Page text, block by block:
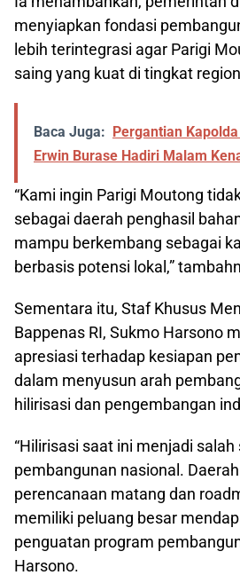
menyiapkan fondasi
lebih terintegrasi agar Parigi
saing yang kuat di tingkat
Baca Juga: Pergantian
Erwin Burase Hadiri Malam
“Kami ingin Parigi Moutong
sebagai daerah penghasil
mampu berkembang sebagai
berbasis potensi lokal,”
Sementara itu, Staf Khusus
Bappenas RI, Sukmo Harsono
apresiasi terhadap kesiapan
dalam menyusun arah
hilirisasi dan pengembangan
“Hilirisasi saat ini menjadi
pembangunan nasional.
perencanaan matang dan
memiliki peluang besar
penguatan program
Harsono.